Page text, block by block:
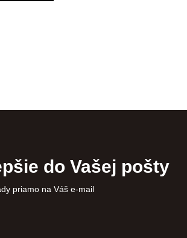
do Vašej pošty
priamo na Váš e-mail